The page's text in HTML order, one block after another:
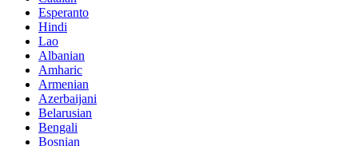
Esperanto
Hindi
Lao
Albanian
Amharic
Armenian
Azerbaijani
Belarusian
Bengali
Bosnian